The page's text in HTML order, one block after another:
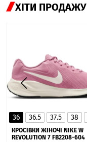
ХІТИ ПРОДАЖУ
36 36.5 37.5 38
КРОСІВКИ ЖІНОЧІ NIKE W
REVOLUTION 7 FB2208-604